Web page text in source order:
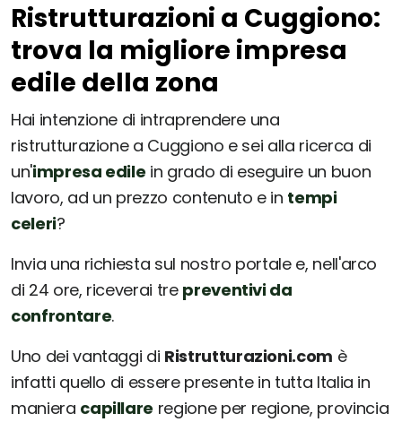
Ristrutturazioni a Cuggiono:
trova la migliore impresa
edile della zona
Hai intenzione di intraprendere una
ristrutturazione a Cuggiono e sei alla ricerca di
un'impresa edile in grado di eseguire un buon
lavoro, ad un prezzo contenuto e in tempi
celeri?
Invia una richiesta sul nostro portale e, nell'arco
di 24 ore, riceverai tre preventivi da
confrontare.
Uno dei vantaggi di Ristrutturazioni.com è
infatti quello di essere presente in tutta Italia in
maniera capillare regione per regione, provincia